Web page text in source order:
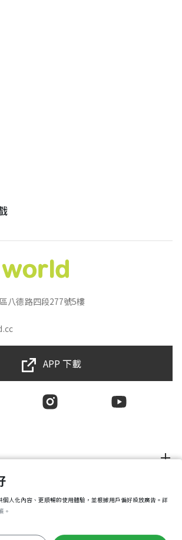
八德路四段277號5樓
APP 下載
個人化內容、更順暢的使用體驗，並根據用戶偏好投放廣告。詳
。